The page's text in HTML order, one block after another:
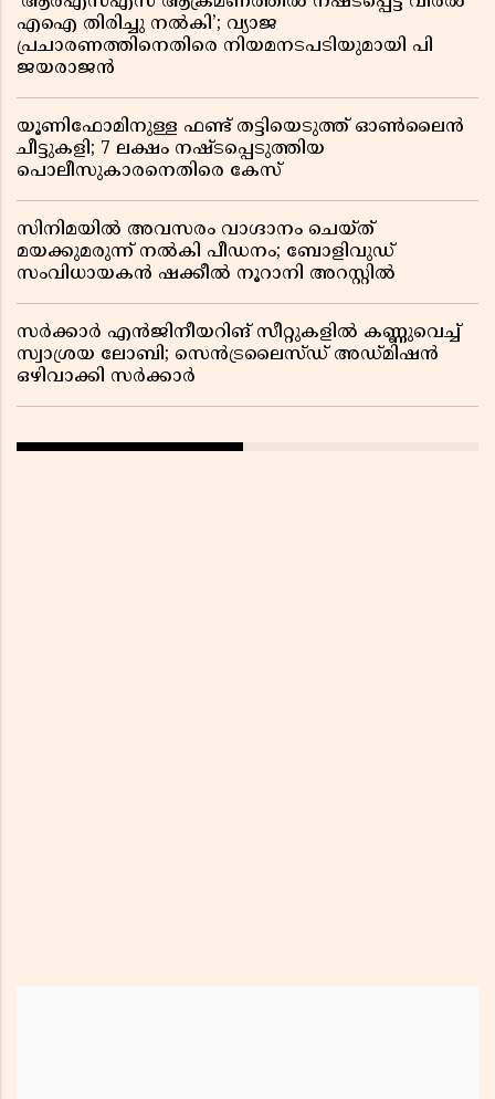
എഐ തിരിച്ചു നൽകി’; വ്യാജ
പ്രചാരണത്തിനെതിരെ നിയമനടപടിയുമായി പി
ജയരാജൻ
യൂണിഫോമിനുള്ള ഫണ്ട് തട്ടിയെടുത്ത് ഓൺലൈൻ
ചീട്ടുകളി; 7 ലക്ഷം നഷ്ടപ്പെടുത്തിയ
പൊലീസുകാരനെതിരെ കേസ്
സിനിമയിൽ അവസരം വാഗ്ദാനം ചെയ്ത്
മയക്കുമരുന്ന് നൽകി പീഡനം; ബോളിവുഡ്
സംവിധായകൻ ഷക്കീൽ നൂറാനി അറസ്റ്റിൽ
സർക്കാർ എൻജിനീയറിങ് സീറ്റുകളിൽ കണ്ണുവെച്ച്
സ്വാശ്രയ ലോബി; സെൻട്രലൈസ്ഡ് അഡ്മിഷൻ
ഒഴിവാക്കി സർക്കാർ